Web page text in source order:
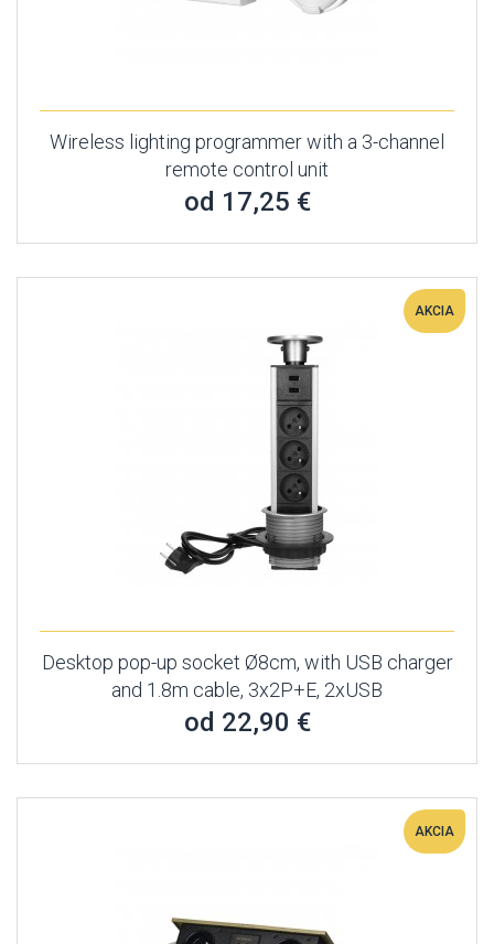
Wireless lighting programmer with a 3-channel
remote control unit
od 17,25 €
AKCIA
Desktop pop-up socket Ø8cm, with USB charger
and 1.8m cable, 3x2P+E, 2xUSB
od 22,90 €
AKCIA